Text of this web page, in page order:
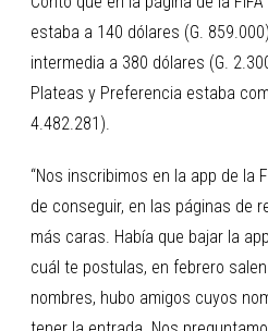
estaba a 140 dólares (G.
intermedia a 380 dólares (G.
Plateas y Preferencia estaba
4.482.281).
“Nos inscribimos en la app de la
de conseguir, en las páginas de
más caras. Había que bajar la
cuál te postulas, en febrero
nombres, hubo amigos cuyos